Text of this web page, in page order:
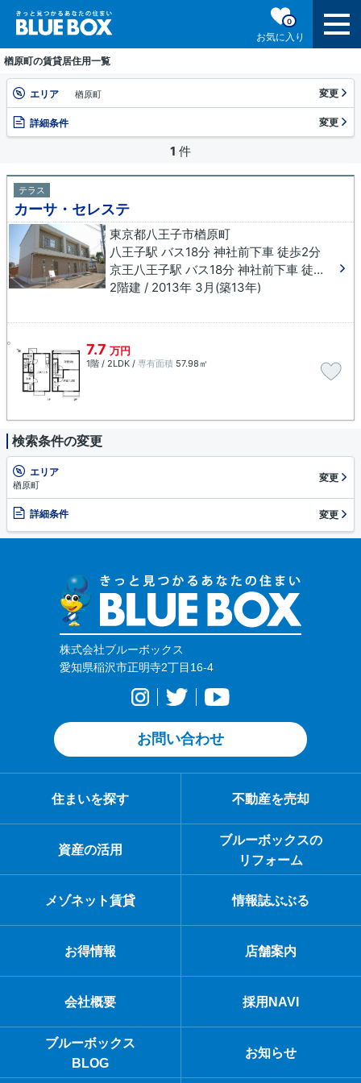
お気に入り
0
楢原町の賃貸居住用一覧
エリア 楢原町 変更
詳細条件 変更
1 件
テラス
カーサ・セレステ
東京都八王子市楢原町
八王子駅 バス18分 神社前下車 徒歩2分
京王八王子駅 バス18分 神社前下車 徒歩2分
2階建 / 2013年 3月(築13年)
7.7 万円
1階 / 2LDK / 専有面積 57.98㎡
検索条件の変更
エリア
楢原町
変更
詳細条件 変更
株式会社ブルーボックス
愛知県稲沢市正明寺2丁目16-4
お問い合わせ
住まいを探す 不動産を売却
資産の活用
ブルーボックスの
リフォーム
メゾネット賃貸 情報誌ぶぶる
お得情報 店舗案内
会社概要 採用NAVI
ブルーボックス
BLOG
お知らせ